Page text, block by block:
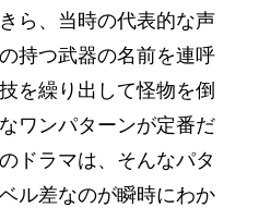
ら、当時の代表的な声
持つ武器の名前を連呼
を繰り出して怪物を倒
ワンパターンが定番だ
ドラマは、そんなパタ
ル差なのが瞬時にわか